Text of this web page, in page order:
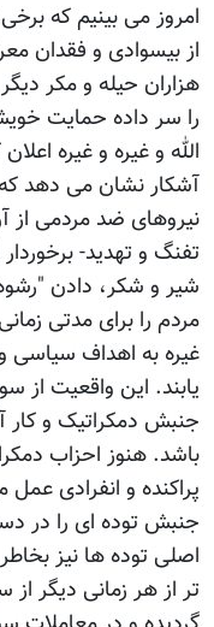
امروز می بینیم که
از بیسوادی و فقدان
هزاران حیله و مکر
را سر داده حمایت
الله و غیره و غیره
آشکار نشان می دهد
نیروهای ضد مردمی از
تفنگ و تهدید-
شیر و شکر، دادن
مردم را برای مدتی
غیره به اهداف
یابند. این واقعیت
جنبش دمکراتیک و کار
باشد. هنوز احزاب
پراکنده و انفرادی
جنبش توده ای را در
اصلی توده ها نیز
تر از هر زمانی دیگر